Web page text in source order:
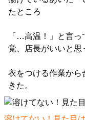
たところ
「…高温！」と言
覚、店長がいいと思
衣をつける作業から
きた。